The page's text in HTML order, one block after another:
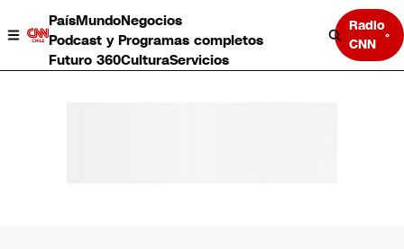
PaísMundoNegocios
Podcast y Programas completos
Futuro 360CulturaServicios
Radio
CNN